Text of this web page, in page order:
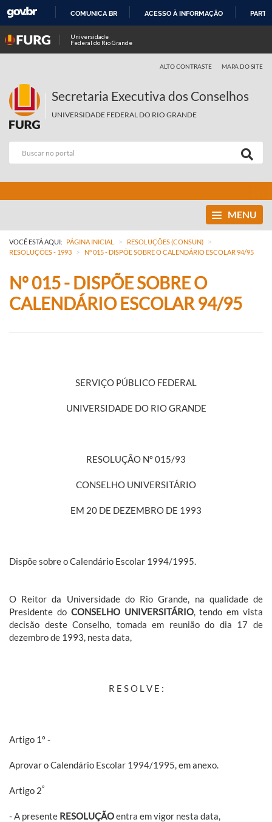
COMUNICA BR ACESSO À INFORMAÇÃO
Universidade
Federal do Rio Grande
ALTO CONTRASTE MAPA DO SITE
Secretaria Executiva dos Conselhos
UNIVERSIDADE FEDERAL DO RIO GRANDE
MENU
VOCÊ ESTÁ AQUI: PÁGINA INICIAL > RESOLUÇÕES (CONSUN) >
RESOLUÇÕES - 1993 > Nº 015 - DISPÕE SOBRE O CALENDÁRIO ESCOLAR 94/95
Nº 015 - DISPÕE SOBRE O
CALENDÁRIO ESCOLAR 94/95
SERVIÇO PÚBLICO FEDERAL
UNIVERSIDADE DO RIO GRANDE
RESOLUÇÃO Nº 015/93
CONSELHO UNIVERSITÁRIO
EM 20 DE DEZEMBRO DE 1993
Dispõe sobre o Calendário Escolar 1994/1995.
O Reitor da Universidade do Rio Grande, na qualidade de
Presidente do CONSELHO UNIVERSITÁRIO, tendo em vista
decisão deste Conselho, tomada em reunião do dia 17 de
dezembro de 1993, nesta data,
R E S O L V E :
Artigo 1º -
Aprovar o Calendário Escolar 1994/1995, em anexo.
Artigo 2º
- A presente RESOLUÇÃOentra em vigor nesta data,